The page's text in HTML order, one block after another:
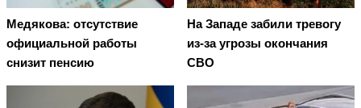
Медякова: отсутствие
официальной работы
снизит пенсию
На Западе забили тревогу
из-за угрозы окончания
СВО